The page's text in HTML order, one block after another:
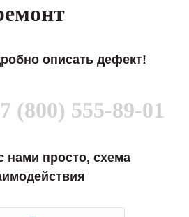
описать дефект!
(800) 555-89-01
нами просто, схема